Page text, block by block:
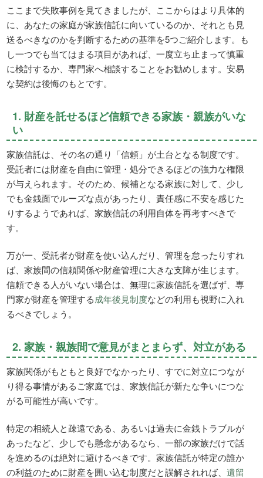
ここまで失敗事例を見てきましたが、ここからはより具体的
に、あなたの家庭が家族信託に向いているのか、それとも見
送るべきなのかを判断するための基準を5つご紹介します。も
し一つでも当てはまる項目があれば、一度立ち止まって慎重
に検討するか、専門家へ相談することをお勧めします。安易
な契約は後悔のもとです。
1. 財産を託せるほど信頼できる家族・親族がいな
い
家族信託は、その名の通り「信頼」が土台となる制度です。
受託者には財産を自由に管理・処分できるほどの強力な権限
が与えられます。そのため、候補となる家族に対して、少し
でも金銭面でルーズな点があったり、責任感に不安を感じた
りするようであれば、家族信託の利用自体を再考すべきで
す。
万が一、受託者が財産を使い込んだり、管理を怠ったりすれ
ば、家族間の信頼関係や財産管理に大きな支障が生じます。
信頼できる人がいない場合は、無理に家族信託を選ばず、専
門家が財産を管理する成年後見制度などの利用も視野に入れ
るべきでしょう。
2. 家族・親族間で意見がまとまらず、対立がある
家族関係がもともと良好でなかったり、すでに対立につなが
り得る事情があるご家庭では、家族信託が新たな争いにつな
がる可能性が高いです。
特定の相続人と疎遠である、あるいは過去に金銭トラブルが
あったなど、少しでも懸念があるなら、一部の家族だけで話
を進めるのは絶対に避けるべきです。家族信託が特定の誰か
の利益のために財産を囲い込む制度だと誤解されれば、遺留